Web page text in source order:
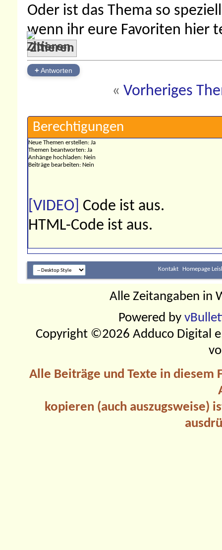
Oder ist das Thema so
wenn ihr eure Favoriten hier
Zitieren
+Antworten
« Vorheriges
Berechtigungen
Neue Themen erstellen: Ja
Themen beantworten: Ja
Anhänge hochladen: Nein
Beiträge bearbeiten: Nein
[VIDEO] Code ist aus.
HTML-Code ist aus.
Kontakt Homepage
Alle Zeitangaben in
Powered by
Copyright ©2026 Adduco Digital
Alle Beiträge und Texte in
kopieren (auch auszugsweise)